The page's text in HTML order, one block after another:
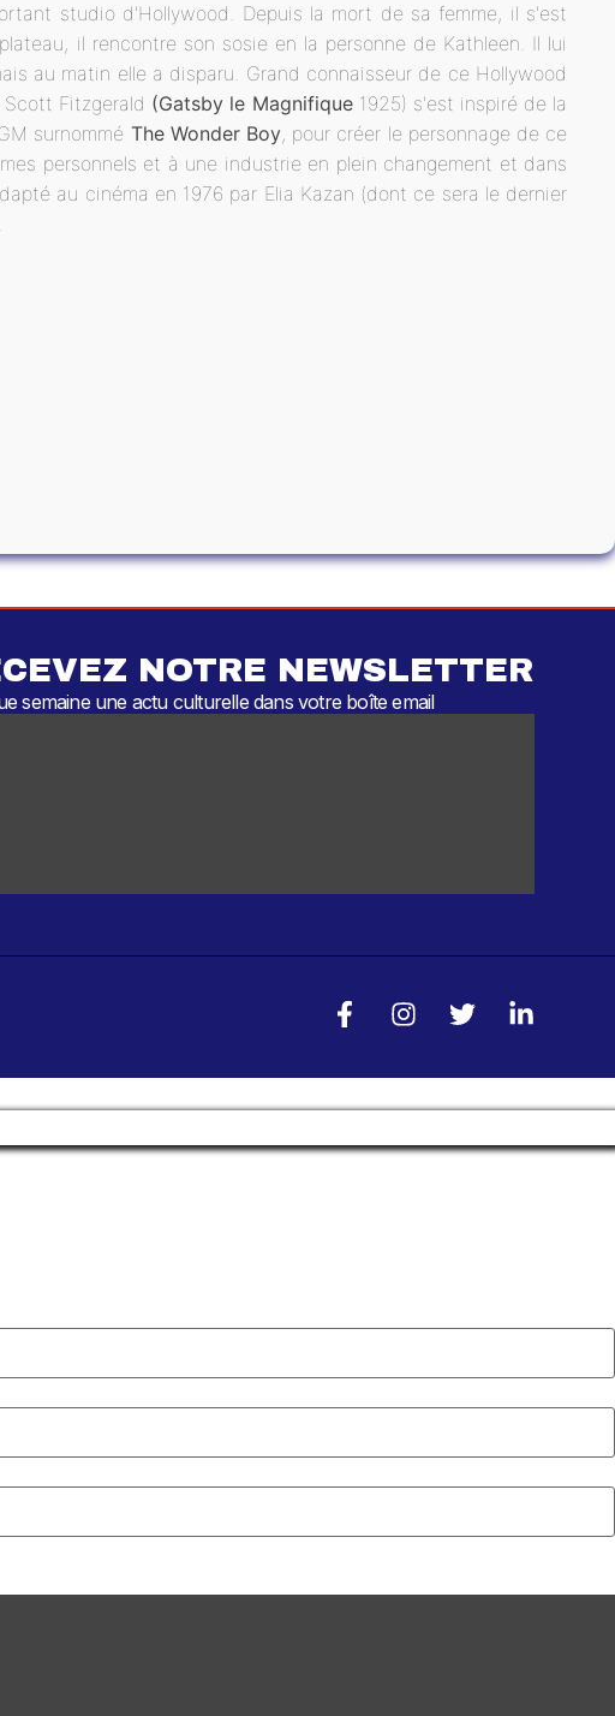
studio d'Hollywood. Depuis la mort de sa femme, il s'est
il rencontre son sosie en la personne de Kathleen. Il lui
au matin elle a disparu. Grand connaisseur de ce Hollywood
Fitzgerald (Gatsby le Magnifique1925) s'est inspiré de la
surnommé The Wonder Boy, pour créer le personnage de ce
personnels et à une industrie en plein changement et dans
au cinéma en 1976 par Elia Kazan (dont ce sera le dernier
NOTRE NEWSLETTER
semaine une actu culturelle dans votre boîte email